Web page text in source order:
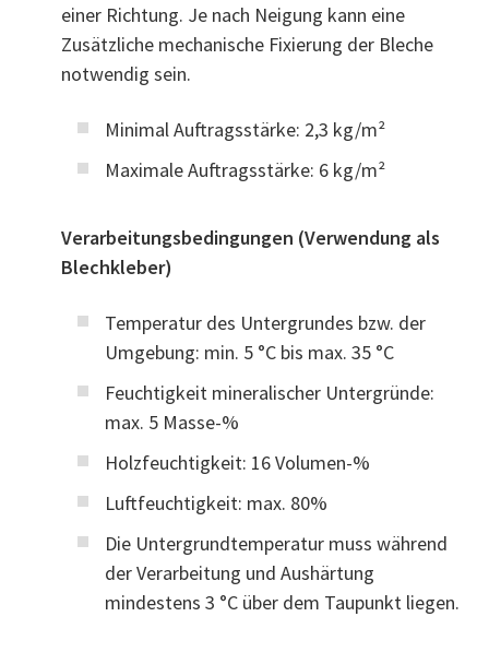
einer Richtung. Je nach Neigung kann eine
Zusätzliche mechanische Fixierung der Bleche
notwendig sein.
Minimal Auftragsstärke: 2,3 kg/m²
Maximale Auftragsstärke: 6 kg/m²
Verarbeitungsbedingungen (Verwendung als
Blechkleber)
Temperatur des Untergrundes bzw. der
Umgebung: min. 5 °C bis max. 35 °C
Feuchtigkeit mineralischer Untergründe:
max. 5 Masse-%
Holzfeuchtigkeit: 16 Volumen-%
Luftfeuchtigkeit: max. 80%
Die Untergrundtemperatur muss während
der Verarbeitung und Aushärtung
mindestens 3 °C über dem Taupunkt liegen.